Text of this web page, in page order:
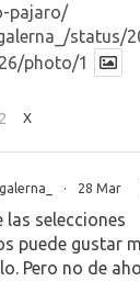
pajaro/
status/
photo/1
X
· 28 Mar
selecciones
puede gustar
Pero no de